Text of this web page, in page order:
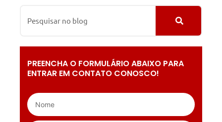
PREENCHA O FORMULÁRIO ABAIXO PARA
ENTRAR EM CONTATO CONOSCO!